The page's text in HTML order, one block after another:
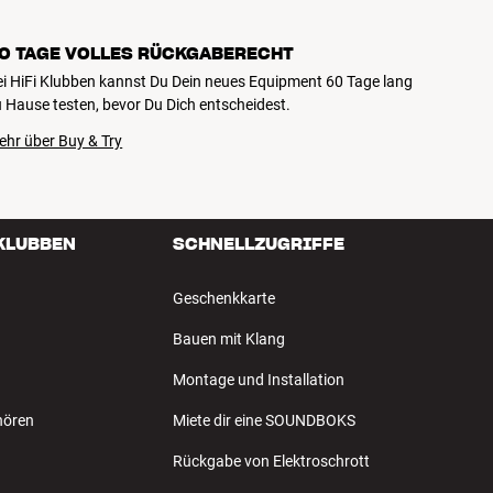
TAGE VOLLES RÜCKGABERECHT
HiFi Klubben kannst Du Dein neues Equipment 60 Tage lang
Hause testen, bevor Du Dich entscheidest.
über Buy & Try
SCHNELLZUGRIFFE
Geschenkkarte
Bauen mit Klang
Montage und Installation
Miete dir eine SOUNDBOKS
Rückgabe von Elektroschrott